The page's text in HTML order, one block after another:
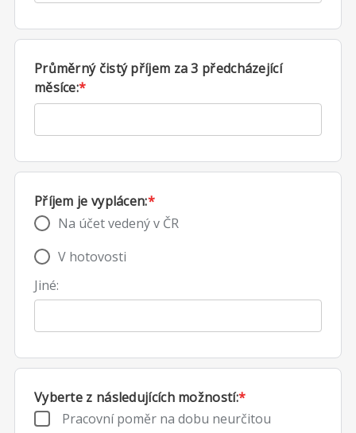
Průměrný čistý příjem za 3 předcházející
měsíce:*
Příjem je vyplácen:*
Na účet vedený v ČR
V hotovosti
Jiné:
Vyberte z následujících možností:*
Pracovní poměr na dobu neurčitou